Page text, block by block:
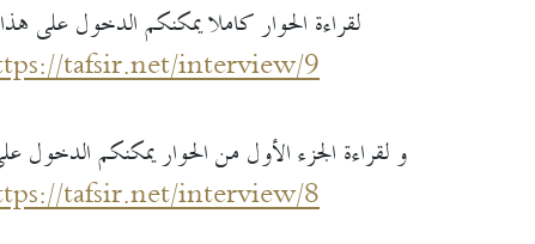
لقراءة الحوار كاملا يمكنكم الدخول على
tafsir.net/interview/9
و لقراءة الجزء الأول من الحوار يمكنكم الدخول
tafsir.net/interview/8